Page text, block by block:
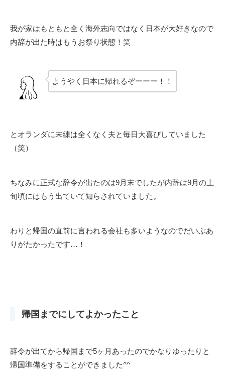
我が家はもともと全く海外志向ではなく日本が大好きなので
内辞が出た時はもうお祭り状態！笑
ようやく日本に帰れるぞーーー！！
とオランダに未練は全くなく夫と毎日大喜びしていました
（笑）
ちなみに正式な辞令が出たのは9月末でしたが内辞は9月の上
旬頃にはもう出ていて知らされていました。
わりと帰国の直前に言われる会社も多いようなのでだいぶあ
りがたかったです…！
帰国までにしてよかったこと
辞令が出てから帰国まで5ヶ月あったのでかなりゆったりと
帰国準備をすることができました^^